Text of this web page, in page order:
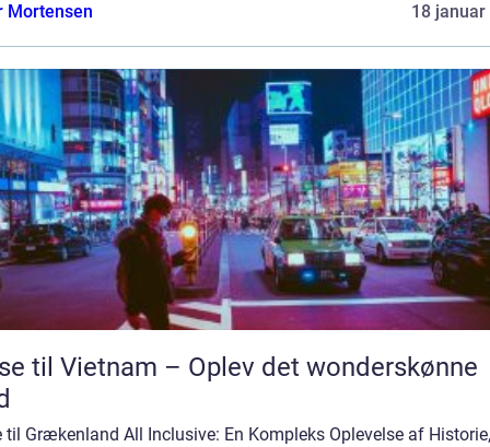
Mortensen
18 januar
til Vietnam – Oplev det wonderskønne
til Grækenland All Inclusive: En Kompleks Oplevelse af Historie,